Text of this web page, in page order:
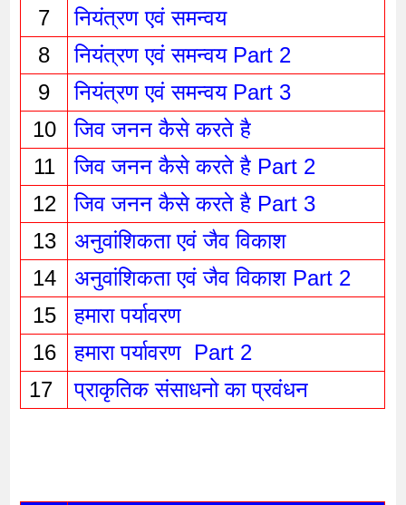
7
नियंत्रण एवं समन्वय
8
नियंत्रण एवं समन्वय Part 2
9
नियंत्रण एवं समन्वय Part 3
10
जिव जनन कैसे करते है
11
जिव जनन कैसे करते है Part 2
12
जिव जनन कैसे करते है Part 3
13
अनुवांशिकता एवं जैव विकाश
14
अनुवांशिकता एवं जैव विकाश Part 2
15
हमारा पर्यावरण
16
हमारा पर्यावरण  Part 2
17
प्राकृतिक संसाधनो का प्रवंधन